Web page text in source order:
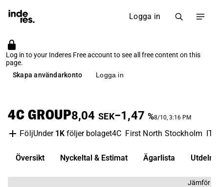
Logga in
Log in to your Inderes Free account to see all free content on this
page.
Skapa användarkonto
Logga in
4C GROUP8,04 SEK−1,47 %8/10, 3:16 PM
FöljUnder 1K följer bolaget4C First North Stockholm IT-
Översikt Nyckeltal & Estimat Ägarlista
Jämför